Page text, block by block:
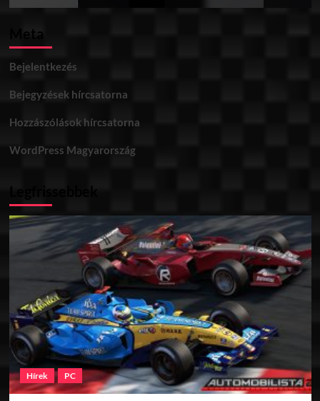
Meta
Bejelentkezés
Bejegyzések hírcsatorna
Hozzászólások hírcsatorna
WordPress Magyarország
Hírek PC